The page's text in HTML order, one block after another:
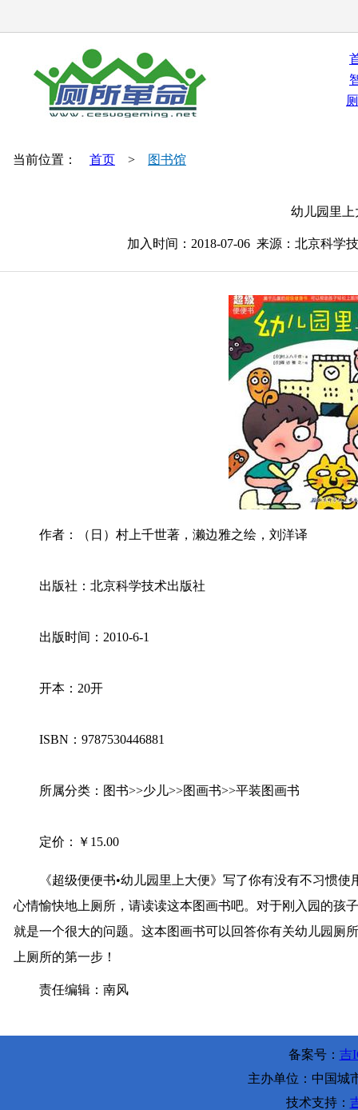
当前位置： 首页 > 图书馆
幼儿园里上
加入时间：2018-07-06 来源：北京科学
作者：（日）村上千世著，濑边雅之绘，刘洋译
出版社：北京科学技术出版社
出版时间：2010-6-1
开本：20开
ISBN：9787530446881
所属分类：图书>>少儿>>图画书>>平装图画书
定价：￥15.00
《超级便便书•幼儿园里上大便》写了你有没有不习惯使
心情愉快地上厕所，请读读这本图画书吧。对于刚入园的孩
就是一个很大的问题。这本图画书可以回答你有关幼儿园厕
上厕所的第一步！
责任编辑：南风
备案号： 吉
主办单位：中国城
技术支持：